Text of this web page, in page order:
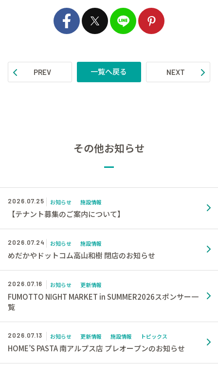
PREV 一覧へ戻る NEXT
その他お知らせ
2026.07.25 お知らせ 施設情報
【テナント募集のご案内について】
2026.07.24 お知らせ 施設情報
めだかやドットコム高山和樹 閉店のお知らせ
2026.07.16 お知らせ 更新情報
FUMOTTO NIGHT MARKET in SUMMER2026スポンサー一
覧
2026.07.13 お知らせ 更新情報 施設情報 トピックス
HOME’S PASTA 南アルプス店 プレオープンのお知らせ